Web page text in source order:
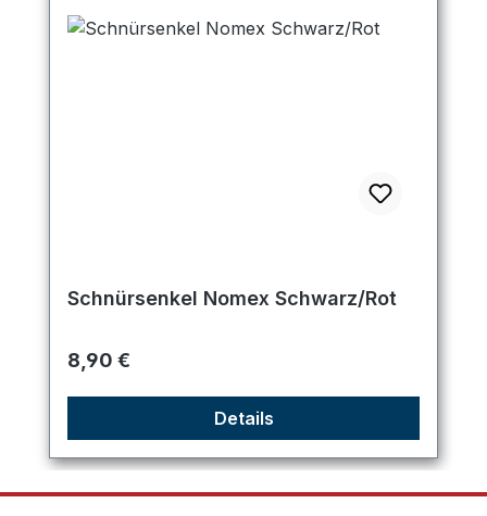
Schnürsenkel Nomex Schwarz/Rot
Regulärer Preis:
8,90 €
Details